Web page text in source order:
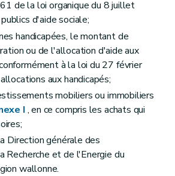
de la loi organique du 8 juillet
d'aide sociale;
handicapées, le montant de
ou de l'allocation d'aide aux
à la loi du 27 février
aux handicapés;
mobiliers ou immobiliers
I , en ce compris les achats qui
Direction générale des
Recherche et de l'Energie du
wallonne.